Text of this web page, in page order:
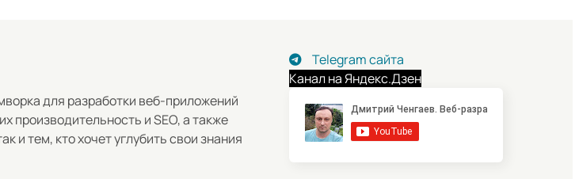
для разработки веб-приложений
производительность и SEO, а также
и тем, кто хочет углубить свои знания
Telegram сайта
Канал на Яндекс.Дзен